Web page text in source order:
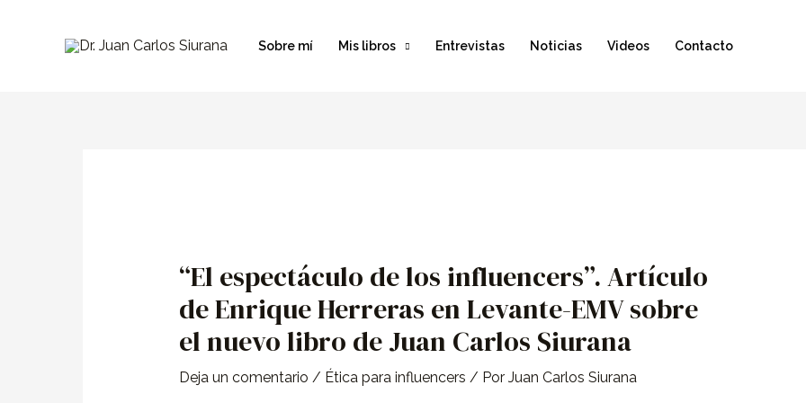
Sobre mí Mis libros Entrevistas Noticias Videos Contacto
“El espectáculo de los influencers”. Artículo
de Enrique Herreras en Levante-EMV sobre
el nuevo libro de Juan Carlos Siurana
Deja un comentario / Ética para influencers / Por Juan Carlos Siurana